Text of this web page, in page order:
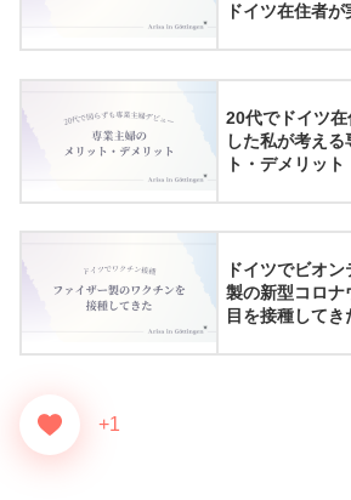
ドイツ在住者
20代でドイツ
した私が考え
ト・デメリット！ 真面目な人
ドイツでビオ
製の新型コロナ
目を接種してき
+1